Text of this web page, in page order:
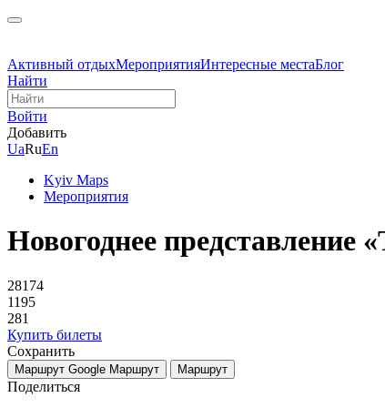
Активный отдыхМероприятияИнтересные местаБлог
Найти
Войти
Добавить
UaRuEn
Kyiv Maps
Мероприятия
Новогоднее
28174
1195
281
Купить билеты
Сохранить
Маршрут Google Маршрут Маршрут
Поделиться